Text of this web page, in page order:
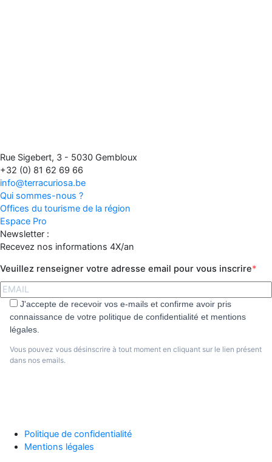
Rue Sigebert, 3 - 5030 Gembloux
+32 (0) 81 62 69 66
info@terracuriosa.be
Qui sommes-nous ?
Offices du tourisme de la région
Espace Pro
Newsletter :
Recevez nos informations 4X/an
Veuillez renseigner votre adresse email pour vous inscrire
J'accepte de recevoir vos e-mails et confirme avoir pris
connaissance de votre politique de confidentialité et mentions
légales.
Vous pouvez vous désinscrire à tout moment en cliquant sur le lien présent
dans nos emails.
Politique de confidentialité
Mentions légales